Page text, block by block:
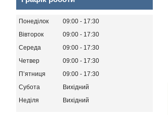
Понеділок 09:00
17:30
Вівторок
09:00
17:30
Середа
09:00
17:30
Четвер
09:00
17:30
Пʼятниця
09:00
17:30
Субота
Вихідний
Неділя
Вихідний